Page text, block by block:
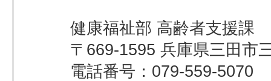
健康福祉部 高齢者支援課
〒669-1595 兵庫県三田市
電話番号：079-559-5070